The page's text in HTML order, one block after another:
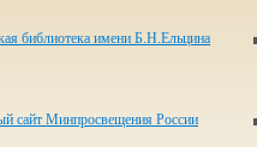
библиотека имени Б.Н.Ельцина
сайт Минпросвещения России